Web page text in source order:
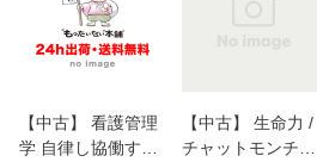
【中古】 看護管理
学 自律し協働する
【中古】 生命力 /
チャットモンチー /